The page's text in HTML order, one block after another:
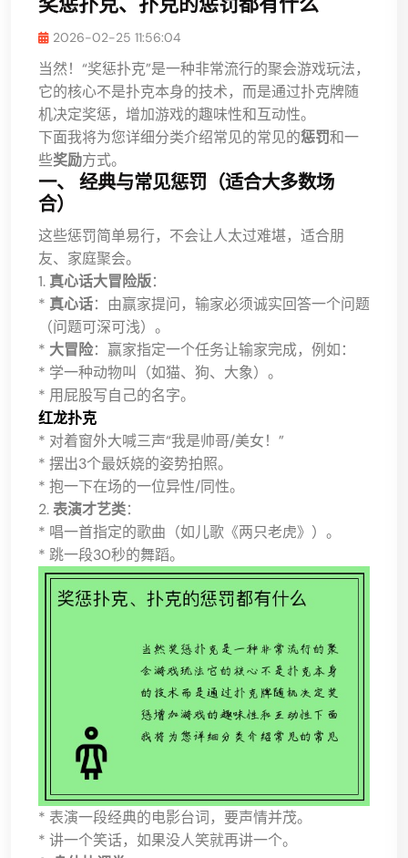
2026-02-25 11:56:04
当然！“奖惩扑克”是一种非常流行的聚会游戏玩法，
它的核心不是扑克本身的技术，而是通过扑克牌随
机决定奖惩，增加游戏的趣味性和互动性。
下面我将为您详细分类介绍常见的常见的惩罚和一
些奖励方式。
一、 经典与常见惩罚（适合大多数场
合）
这些惩罚简单易行，不会让人太过难堪，适合朋
友、家庭聚会。
1. 真心话大冒险版：
* 真心话：由赢家提问，输家必须诚实回答一个问题
（问题可深可浅）。
* 大冒险：赢家指定一个任务让输家完成，例如：
* 学一种动物叫（如猫、狗、大象）。
* 用屁股写自己的名字。
红龙扑克
* 对着窗外大喊三声“我是帅哥/美女！”
* 摆出3个最妖娆的姿势拍照。
* 抱一下在场的一位异性/同性。
2.表演才艺类：
* 唱一首指定的歌曲（如儿歌《两只老虎》）。
* 跳一段30秒的舞蹈。
* 表演一段经典的电影台词，要声情并茂。
* 讲一个笑话，如果没人笑就再讲一个。